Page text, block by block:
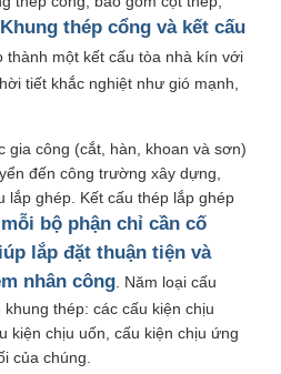
Khung thép cổng và kết cấu
thành một kết cấu tòa nhà kín với
tiết khắc nghiệt như gió mạnh,
gia công (cắt, hàn, khoan và sơn)
đến công trường xây dựng,
lắp ghép. Kết cấu thép lắp ghép
mỗi bộ phận chỉ cần cố
lắp đặt thuận tiện và
nhân công . Năm loại cấu
thép: các cấu kiện chịu
kiện chịu uốn, cấu kiện chịu ứng
của chúng.